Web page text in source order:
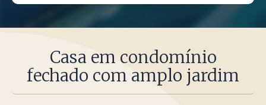
Casa em condomínio
fechado com amplo jardim